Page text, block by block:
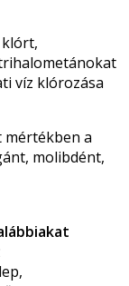
víz klórozása
mértékben a
molibdént,